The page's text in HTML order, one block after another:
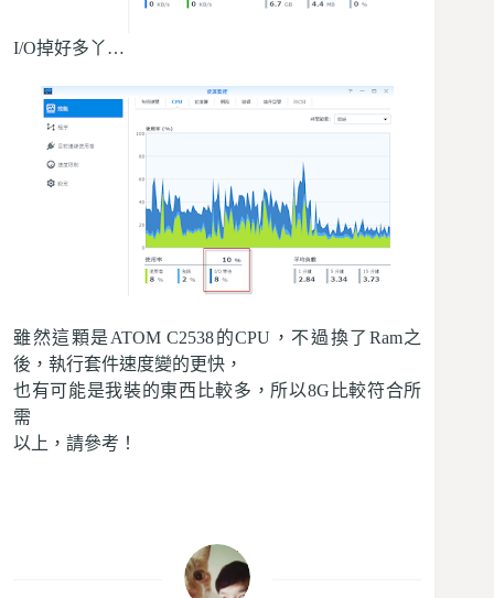
I/O掉好多丫…
雖然這顆是ATOM C2538的CPU，不過換了Ram之
後，執行套件速度變的更快，
也有可能是我裝的東西比較多，所以8G比較符合所
需
以上，請參考！